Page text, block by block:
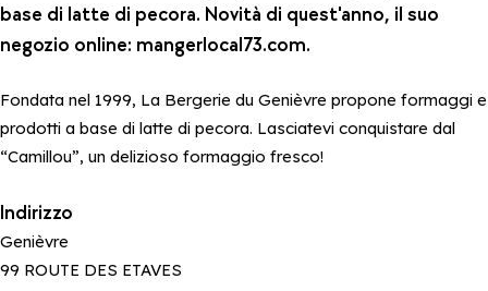
base di latte di pecora. Novità di quest'anno, il suo
negozio online: mangerlocal73.com.
Fondata nel 1999, La Bergerie du Genièvre propone formaggi e
prodotti a base di latte di pecora. Lasciatevi conquistare dal
“Camillou”, un delizioso formaggio fresco!
Indirizzo
Genièvre
99 ROUTE DES ETAVES